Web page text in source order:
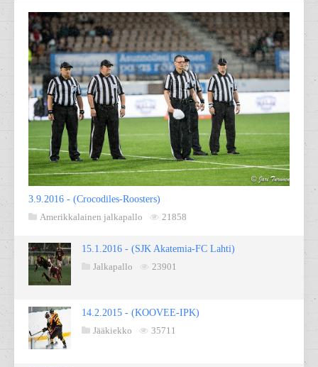
3.9.2016 - (Crocodiles-Roosters)
Amerikkalainen jalkapallo
21858
15.1.2016 - (SJK Akatemia-FC Lahti)
Jalkapallo
23901
14.2.2015 - (KOOVEE-IPK)
Jääkiekko
35711